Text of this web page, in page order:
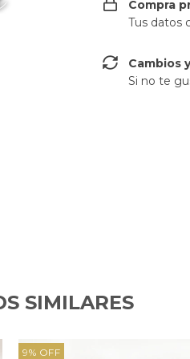
Compra
Tus datos
Cambios
Si no te
SIMILARES
9% OFF